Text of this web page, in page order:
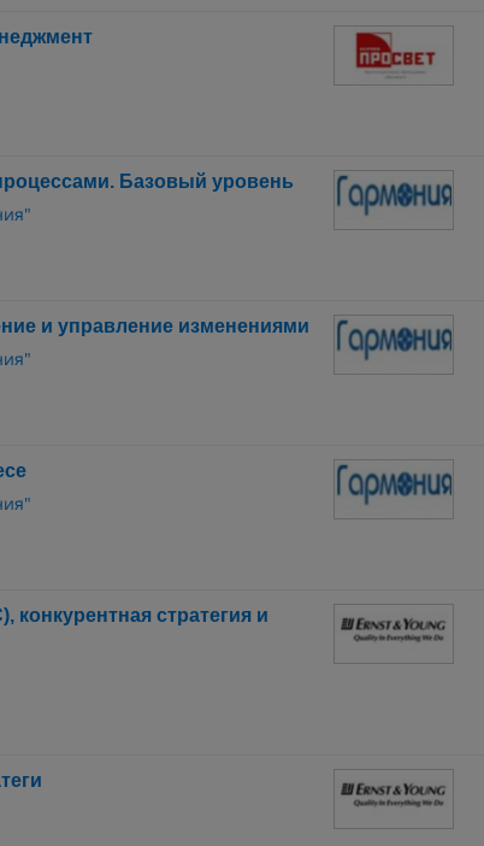
Базовый уровень
и управление изменениями
конкурентная стратегия и